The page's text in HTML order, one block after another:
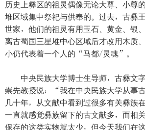
历史上彝区的祖灵偶像无论大尊、小尊
堆区域集中祭祀与供奉的。过去，古彝
世家，他们的祖灵有用玉石、黄金、银
离古蜀国三星堆中心区域后才改用木质
小仍代表着一个人的“马都/灵魂”。
中央民族大学博士生导师，古彝文字
崇先教授说：“我在中央民族大学从事
几十年，从文献中看到过很多有关彝族
一直就感觉彝族留下的古文献多，而相
保存的这类实物就太少，但今天我们在